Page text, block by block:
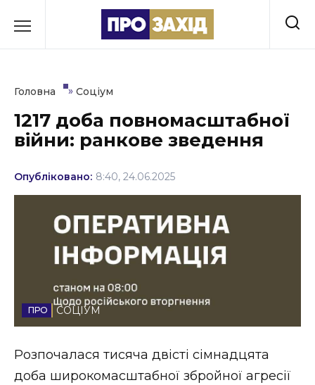
до
Культура
Освіта
Політика
Соціум
Спорт
Стиль життя
Втрачений Ужгород
Головна » Соціум
1217 доба повномасштабної
війни: ранкове зведення
Опубліковано: 8:40, 24.06.2025
СОЦІУМ
Розпочалася тисяча двісті сімнадцята
доба широкомасштабної збройної агресії